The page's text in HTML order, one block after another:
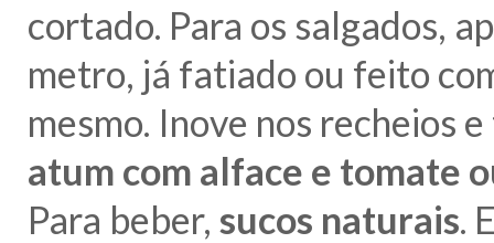
cortado. Para os salgados,
metro, já fatiado ou feito
mesmo. Inove nos recheios
atum com alface e tomate
Para beber, sucos naturais.